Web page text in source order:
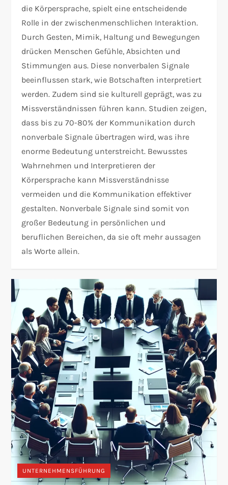
die Körpersprache, spielt eine entscheidende
Rolle in der zwischenmenschlichen Interaktion.
Durch Gesten, Mimik, Haltung und Bewegungen
drücken Menschen Gefühle, Absichten und
Stimmungen aus. Diese nonverbalen Signale
beeinflussen stark, wie Botschaften interpretiert
werden. Zudem sind sie kulturell geprägt, was zu
Missverständnissen führen kann. Studien zeigen,
dass bis zu 70-80% der Kommunikation durch
nonverbale Signale übertragen wird, was ihre
enorme Bedeutung unterstreicht. Bewusstes
Wahrnehmen und Interpretieren der
Körpersprache kann Missverständnisse
vermeiden und die Kommunikation effektiver
gestalten. Nonverbale Signale sind somit von
großer Bedeutung in persönlichen und
beruflichen Bereichen, da sie oft mehr aussagen
als Worte allein.
UNTERNEHMENSFÜHRUNG